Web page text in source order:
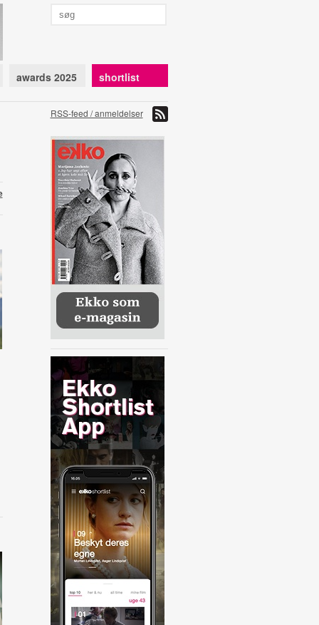
awards 2025 shortlist
RSS-feed / anmeldelser